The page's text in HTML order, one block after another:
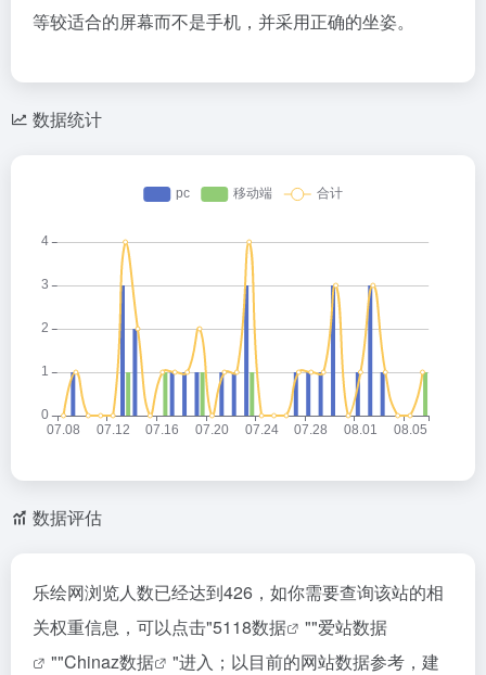
等较适合的屏幕而不是手机，并采用正确的坐姿。
数据统计
数据评估
乐绘网浏览人数已经达到426，如你需要查询该站的相
关权重信息，可以点击"5118数据 ""爱站数据
""Chinaz数据
"进入；以目前的网站数据参考，建